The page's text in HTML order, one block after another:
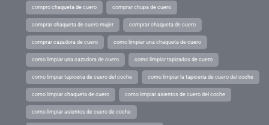
compro chaqueta de cuero comprar chupa de cuero
comprar chaqueta de cuero mujer comprar chaqueta de cuero
comprar cazadora de cuero como limpiar una chaqueta de cuero
como limpiar una cazadora de cuero como limpiar tapizados de cuero
como limpiar tapiceria de cuero del coche como limpiar la tapiceria de cuero del coche
como limpiar chaqueta de cuero como limpiar asientos de cuero del coche
como limpiar asientos de cuero de coche